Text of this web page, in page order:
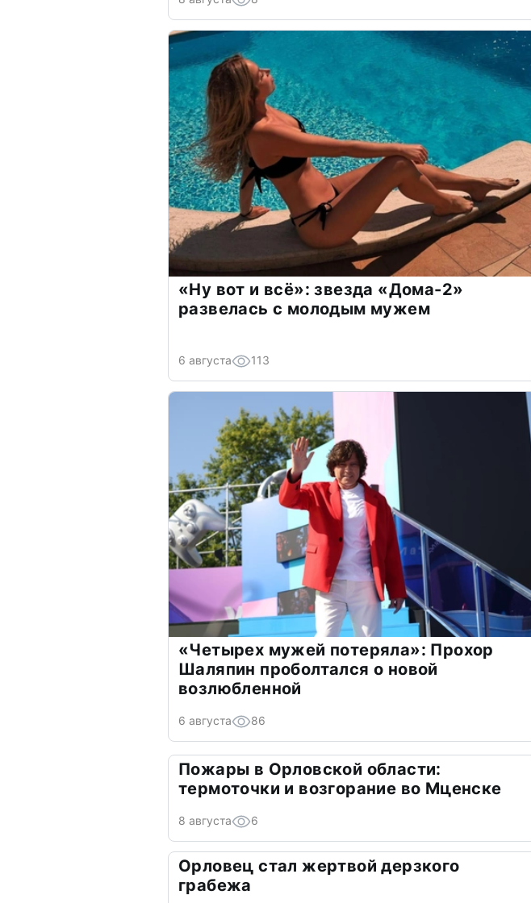
«Ну вот и всё»: звезда «Дома-2»
развелась с молодым мужем
6 августа 113
«Четырех мужей потеряла»: Прохор
Шаляпин проболтался о новой
возлюбленной
6 августа 86
Пожары в Орловской области:
термоточки и возгорание во Мценске
8 августа 6
Орловец стал жертвой дерзкого
грабежа